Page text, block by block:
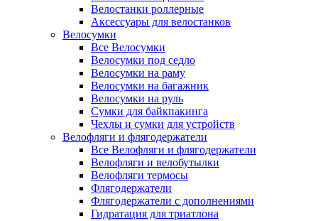
Велостанки роллерные
Аксессуары для велостанков
Велосумки
Все Велосумки
Велосумки под седло
Велосумки на раму
Велосумки на багажник
Велосумки на руль
Сумки для байкпакинга
Чехлы и сумки для устройств
Велофляги и флягодержатели
Все Велофляги и флягодержатели
Велофляги и велобутылки
Велофляги термосы
Флягодержатели
Флягодержатели с дополнениями
Гидратация для триатлона